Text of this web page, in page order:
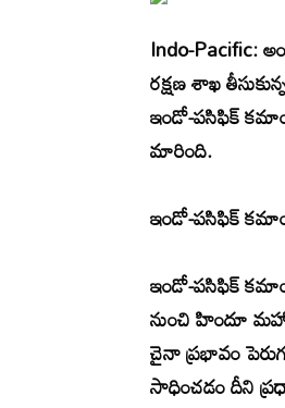
Indo-Pacific:
రక్షణ శాఖ
ఇండో-పసిఫిక్
మారింది.
ఇండో-పసిఫిక్
ఇండో-పసిఫిక్
నుంచి హిందూ
చైనా ప్రభావం
సాధించడం దీని